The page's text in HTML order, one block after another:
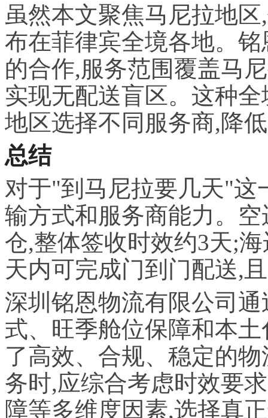
虽然本文聚焦马尼拉地
布在菲律宾全境各地。
的合作,服务范围覆盖马
实现无配送盲区。这种
地区选择不同服务商,降
总结
对于"到马尼拉要几天"这
输方式和服务商能力。
仓,整体签收时效约3天;
天内可完成门到门配送,
深圳铭恩物流有限公司
式、旺季舱位保障和本
了高效、合规、稳定的
务时,应综合考虑时效要
障等多维度因素,选择真